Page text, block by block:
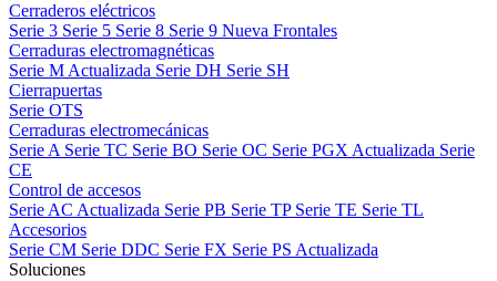
Cerraderos eléctricos
Serie 3 Serie 5 Serie 8 Serie 9 Nueva Frontales
Cerraduras electromagnéticas
Serie M Actualizada Serie DH Serie SH
Cierrapuertas
Serie OTS
Cerraduras electromecánicas
Serie A Serie TC Serie BO Serie OC Serie PGX Actualizada Serie
CE
Control de accesos
Serie AC Actualizada Serie PB Serie TP Serie TE Serie TL
Accesorios
Serie CM Serie DDC Serie FX Serie PS Actualizada
Soluciones